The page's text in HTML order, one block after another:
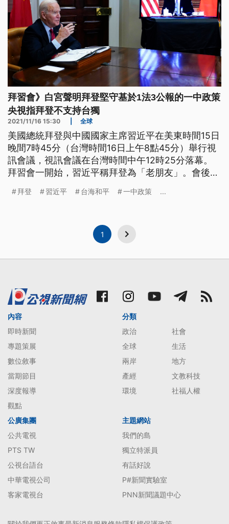
拜習會》白宮聲明拜登堅守基於1法3公報的一中政策
央視指拜登不支持台獨
2021/11/16 15:30 全球
美國總統拜登與中國國家主席習近平在美東時間15日
晚間7時45分（台灣時間16日上午8點45分）舉行視
訊會議，視訊會議在台灣時間中午12時25分落幕。
拜習會一開始，習近平稱拜登為「老朋友」。會後白
法》、美中三個聯合公報，以及對台六項保證為指導
拜登 習近平 台海和平 一中政策 ...
1
內容
即時新聞
專題策展
數位敘事
當期節目
深度報導
觀點
分類
政治
社會
全球
生活
兩岸
地方
產經
文教科技
環境
社福人權
公廣集團
公共電視
PTS TW
公視台語台
中華電視公司
客家電視台
主題網站
我們的島
獨立特派員
有話好說
P#新聞實驗室
PNN新聞議題中心